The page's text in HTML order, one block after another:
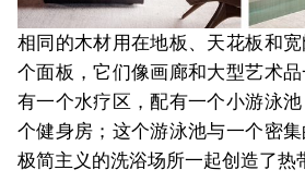
相同的木材用在地板、天花板和
个面板，它们像画廊和大型艺术
有一个水疗区，配有一个小游泳
个健身房；这个游泳池与一个密
极简主义的洗浴场所一起创造了热